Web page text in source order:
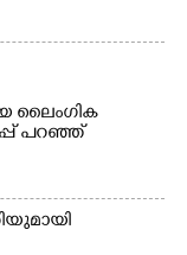
ലൈംഗിക
പറഞ്ഞ്